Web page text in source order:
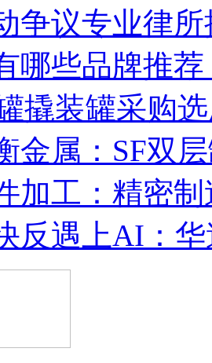
争议专业律
哪些品牌推
撬装罐采购
金属：SF双
加工：精密
反遇上AI：